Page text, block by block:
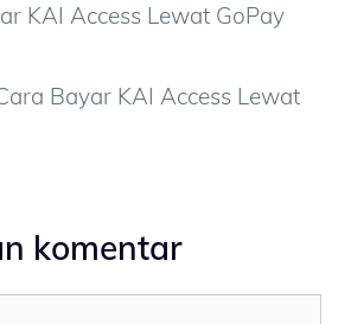
KAI Access Lewat GoPay
Bayar KAI Access Lewat
komentar